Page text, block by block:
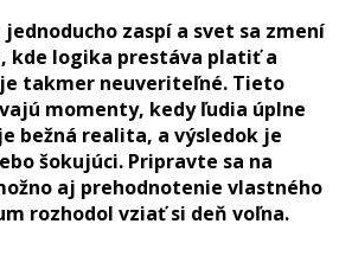
zaspí a svet sa zmení
kde logika prestáva platiť a
takmer neuveriteľné. Tieto
momenty, kedy ľudia úplne
bežná realita, a výsledok je
šokujúci. Pripravte sa na
aj prehodnotenie vlastného
rozhodol vziať si deň voľna.